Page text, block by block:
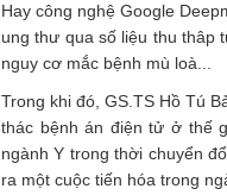
Hay công nghệ Google
ung thư qua số liệu thu thâp
nguy cơ mắc bệnh mù loà...
Trong khi đó, GS.TS Hồ Tú
thác bệnh án điện tử ở thế
ngành Y trong thời chuyển
ra một cuộc tiến hóa trong